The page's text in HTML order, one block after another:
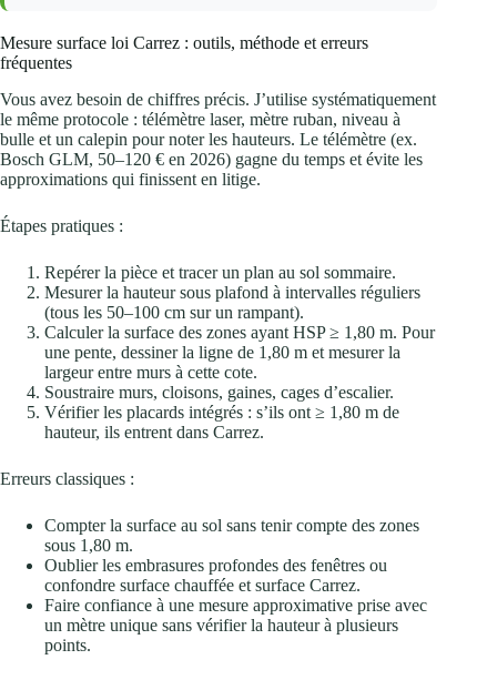
Mesure surface loi Carrez : outils, méthode et erreurs
fréquentes
Vous avez besoin de chiffres précis. J’utilise systématiquement
le même protocole : télémètre laser, mètre ruban, niveau à
bulle et un calepin pour noter les hauteurs. Le télémètre (ex.
Bosch GLM, 50–120 € en 2026) gagne du temps et évite les
approximations qui finissent en litige.
Étapes pratiques :
Repérer la pièce et tracer un plan au sol sommaire.
Mesurer la hauteur sous plafond à intervalles réguliers
(tous les 50–100 cm sur un rampant).
Calculer la surface des zones ayant HSP ≥ 1,80 m. Pour
une pente, dessiner la ligne de 1,80 m et mesurer la
largeur entre murs à cette cote.
Soustraire murs, cloisons, gaines, cages d’escalier.
Vérifier les placards intégrés : s’ils ont ≥ 1,80 m de
hauteur, ils entrent dans Carrez.
Erreurs classiques :
Compter la surface au sol sans tenir compte des zones
sous 1,80 m.
Oublier les embrasures profondes des fenêtres ou
confondre surface chauffée et surface Carrez.
Faire confiance à une mesure approximative prise avec
un mètre unique sans vérifier la hauteur à plusieurs
points.